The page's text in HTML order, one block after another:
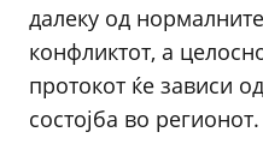
далеку од
конфликтот, а
протокот ќе зависи
состојба во регионот.